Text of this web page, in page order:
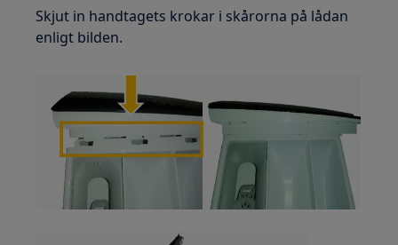
Skjut in handtagets krokar i skårorna på lådan
enligt bilden.